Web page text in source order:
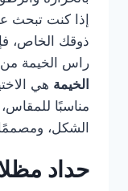
إذا كنت تبحث
ذوقك الخاص،
راس الخيمة
الخيمة هي
مناسبًا
الشكل،
حداد